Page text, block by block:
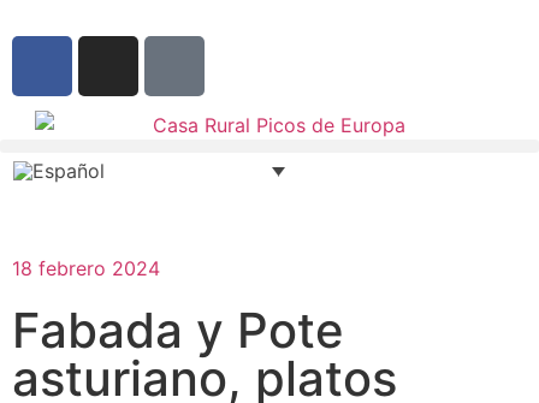
18 febrero 2024
Fabada y Pote
asturiano, platos